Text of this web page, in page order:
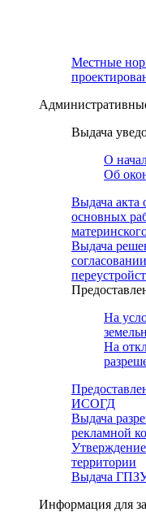
Местные
Выдача
О
Об
Выдача акта
основных
Выдача
На
На
ИСОГД
Выдача
рекламной
территории
Выдача
Информация для